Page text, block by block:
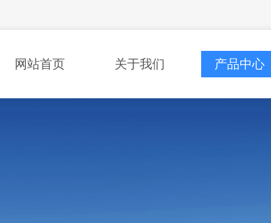
网站首页 关于我们 产品中心